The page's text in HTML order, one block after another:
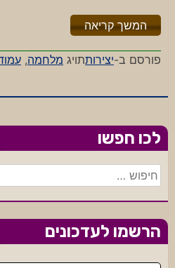
המשך קריאה"%s"
פורסם ב-יצירותתויג מלחמה,
לכו חפשו
חיפוש:
הרשמו לעדכונים